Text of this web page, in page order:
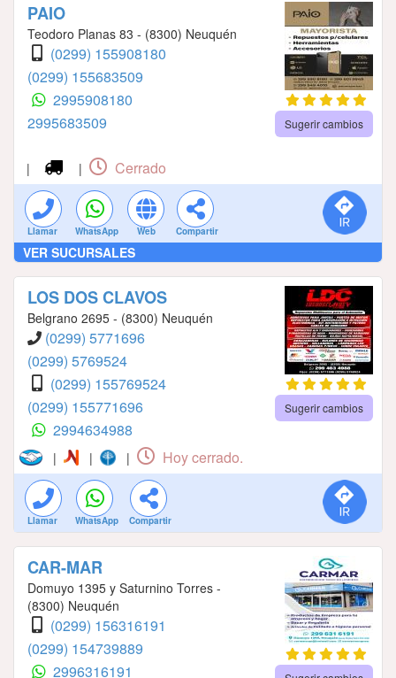
PAIO
Teodoro Planas 83 - (8300) Neuquén
(0299) 155908180
(0299) 155683509
2995908180
2995683509
Sugerir cambios
| | Cerrado
Llamar WhatsApp Web Compartir
VER SUCURSALES
LOS DOS CLAVOS
Belgrano 2695 - (8300) Neuquén
(0299) 5771696
(0299) 5769524
(0299) 155769524
(0299) 155771696
2994634988
Sugerir cambios
| | | Hoy cerrado.
Llamar WhatsApp Compartir
CAR-MAR
Domuyo 1395 y Saturnino Torres -
(8300) Neuquén
(0299) 156316191
(0299) 154739889
2996316191